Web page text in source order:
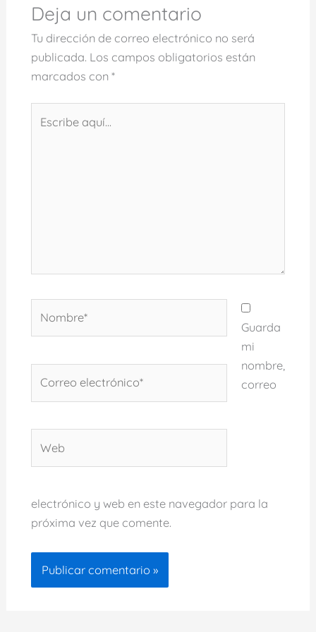
Deja un comentario
Tu dirección de correo electrónico no será
publicada. Los campos obligatorios están
marcados con *
aquí...
electrónico*
Guarda
mi
nombre,
correo
electrónico y web en este navegador para la
próxima vez que comente.